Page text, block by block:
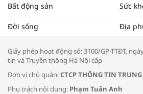
Tọa đàm “Xúc
Bất động sản Sức
Đời sống Địa
Giấy phép hoạt động số: 3100/GP-TTĐT,
tin và Truyền thông Hà Nội cấp
Đơn vị chủ quản:CTCP THÔNG TIN
Phụ trách nội dung: Phạm Tuấn Anh